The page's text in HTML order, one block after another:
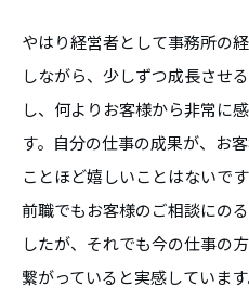
やはり経営者として事務所の
しながら、少しずつ成長させ
し、何よりお客様から非常に
す。自分の仕事の成果が、お
ことほど嬉しいことはないです
前職でもお客様のご相談にの
したが、それでも今の仕事の
繋がっていると実感しています